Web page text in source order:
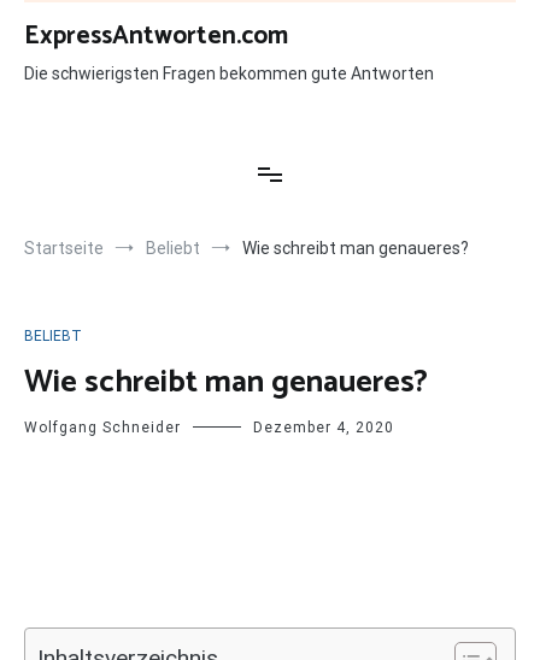
Zum
Inhalt
springen
ExpressAntworten.com
Die schwierigsten Fragen bekommen gute Antworten
Startseite Beliebt Wie schreibt man genaueres?
BELIEBT
Wie schreibt man genaueres?
Wolfgang Schneider Dezember 4, 2020